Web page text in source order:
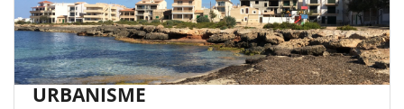
URBANISME